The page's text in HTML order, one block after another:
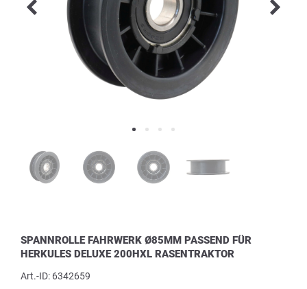
SPANNROLLE FAHRWERK Ø85MM PASSEND FÜR
HERKULES DELUXE 200HXL RASENTRAKTOR
Art.-ID: 6342659